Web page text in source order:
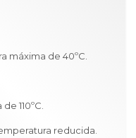
máxima de 40ºC.
110ºC.
reducida.